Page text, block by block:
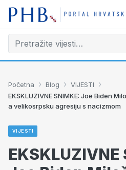
Početna › Blog › VIJESTI ›
EKSKLUZIVNE SNIMKE: Joe Biden
a velikosrpsku agresiju s nacizmom
VIJESTI
EKSKLUZIVNE